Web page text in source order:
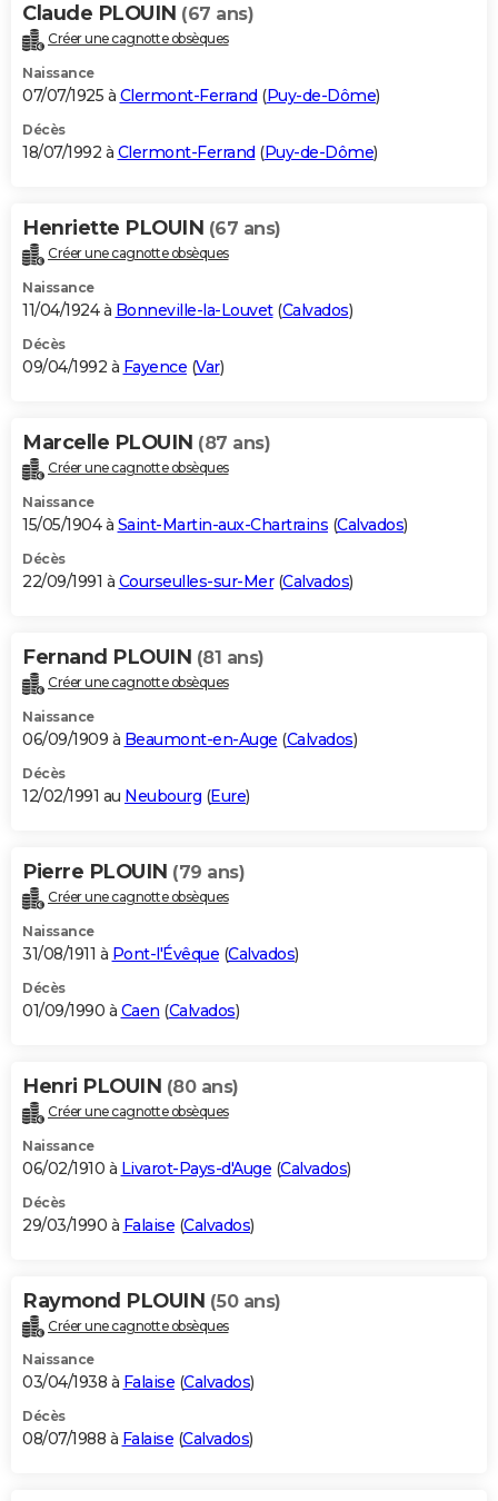
Claude PLOUIN (67 ans)
Créer une cagnotte obsèques
Naissance
07/07/1925 à Clermont-Ferrand (Puy-de-Dôme)
Décès
18/07/1992 à Clermont-Ferrand (Puy-de-Dôme)
Henriette PLOUIN (67 ans)
Créer une cagnotte obsèques
Naissance
11/04/1924 à Bonneville-la-Louvet(Calvados)
Décès
09/04/1992 à Fayence (Var)
Marcelle PLOUIN (87 ans)
Créer une cagnotte obsèques
Naissance
15/05/1904 à Saint-Martin-aux-Chartrains (Calvados)
Décès
22/09/1991 à Courseulles-sur-Mer(Calvados)
Fernand PLOUIN (81 ans)
Créer une cagnotte obsèques
Naissance
06/09/1909 à Beaumont-en-Auge (Calvados)
Décès
12/02/1991 au Neubourg (Eure)
Pierre PLOUIN (79 ans)
Créer une cagnotte obsèques
Naissance
31/08/1911 à Pont-l'Évêque (Calvados)
Décès
01/09/1990 à Caen (Calvados)
Henri PLOUIN (80 ans)
Créer une cagnotte obsèques
Naissance
06/02/1910 à Livarot-Pays-d'Auge (Calvados)
Décès
29/03/1990 à Falaise (Calvados)
Raymond PLOUIN (50 ans)
Créer une cagnotte obsèques
Naissance
03/04/1938 à Falaise (Calvados)
Décès
08/07/1988 à Falaise (Calvados)